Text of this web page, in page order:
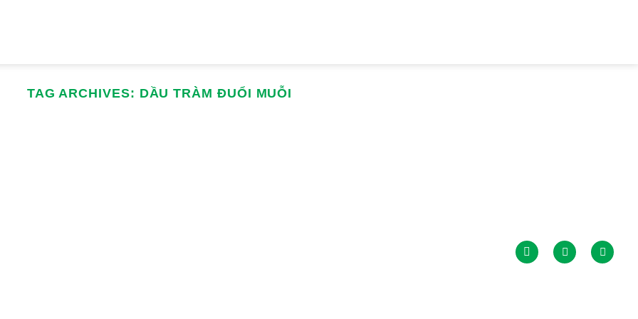
TAG ARCHIVES: DẦU TRÀM ĐUỔI MUỖI